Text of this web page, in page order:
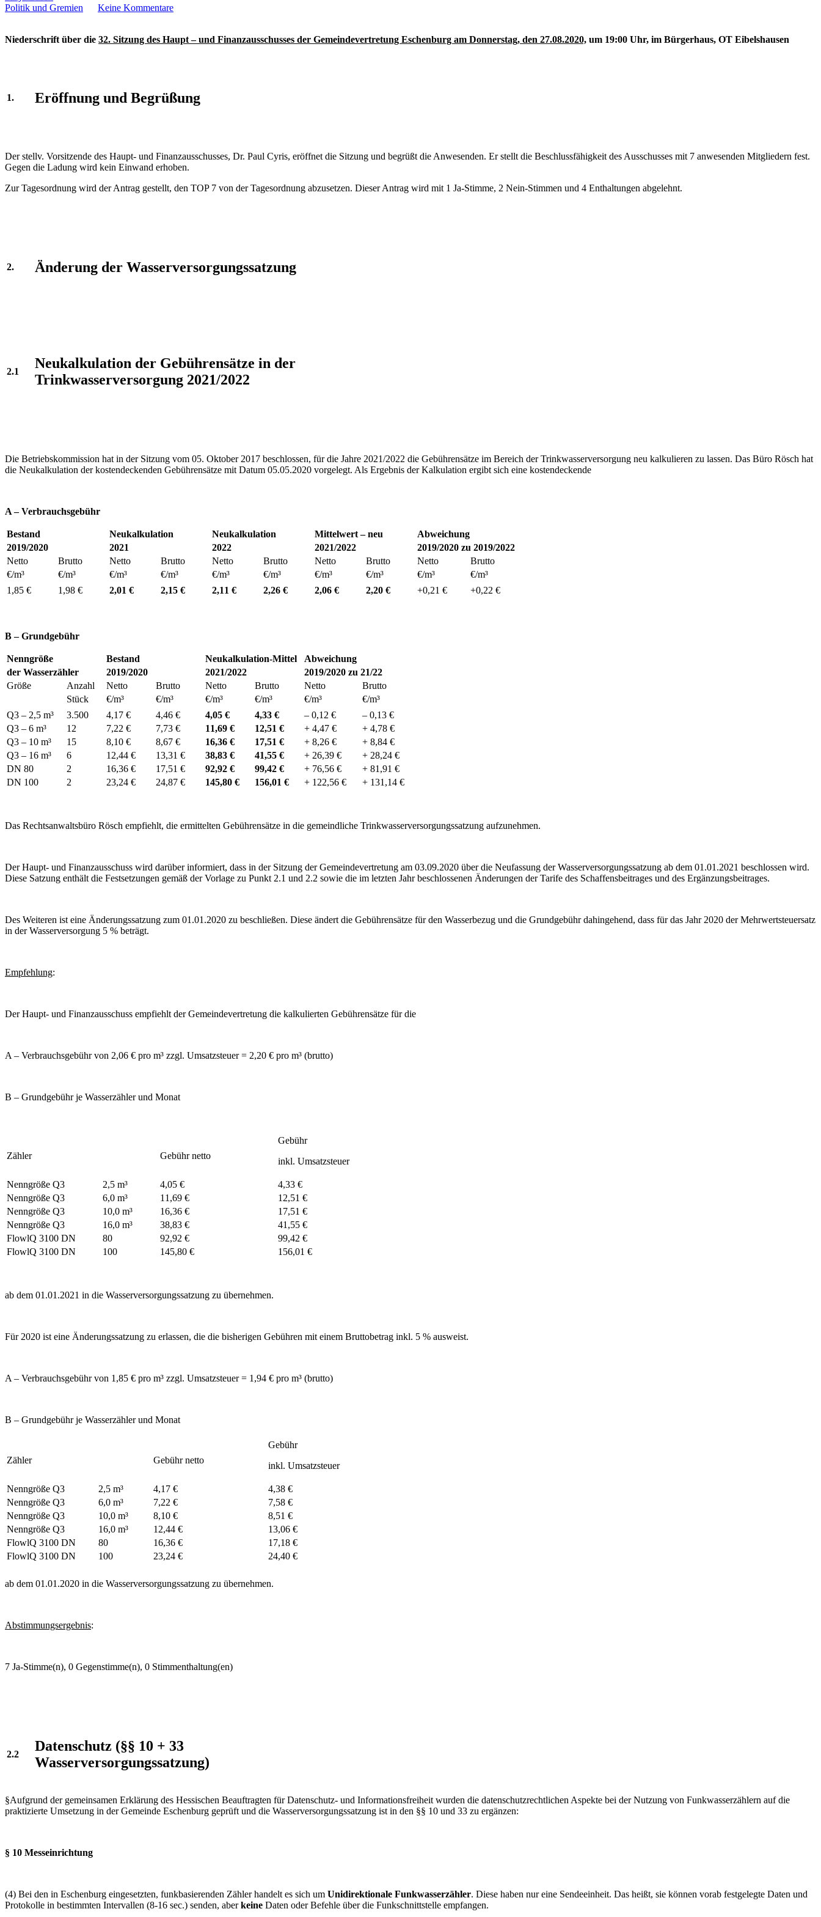
Politik und Gremien
Keine Kommentare
Niederschrift über die 32. Sitzung des Haupt – und Finanzausschusses der Gemeindevertretung Eschenburg am Donnerstag, den 27.08.2020, um 19:00 Uhr, im Bürgerhaus, OT Eibelshausen
1. Eröffnung und Begrüßung
Der stellv. Vorsitzende des Haupt- und Finanzausschusses, Dr. Paul Cyris, eröffnet die Sitzung und begrüßt die Anwesenden. Er stellt die Beschlussfähigkeit des Ausschusses mit 7 anwesenden Mitgliedern fest.
Gegen die Ladung wird kein Einwand erhoben.
Zur Tagesordnung wird der Antrag gestellt, den TOP 7 von der Tagesordnung abzusetzen. Dieser Antrag wird mit 1 Ja-Stimme, 2 Nein-Stimmen und 4 Enthaltungen abgelehnt.
2. Änderung der Wasserversorgungssatzung
2.1
Neukalkulation der Gebührensätze in der
Trinkwasserversorgung 2021/2022
Die Betriebskommission hat in der Sitzung vom 05. Oktober 2017 beschlossen, für die Jahre 2021/2022 die Gebührensätze im Bereich der Trinkwasserversorgung neu kalkulieren zu lassen. Das Büro Rösch hat
die Neukalkulation der kostendeckenden Gebührensätze mit Datum 05.05.2020 vorgelegt. Als Ergebnis der Kalkulation ergibt sich eine kostendeckende
A – Verbrauchsgebühr
Bestand Neukalkulation Neukalkulation Mittelwert – neu
Abweichung
2019/2020
2021 2022 2021/2022
2019/2020 zu 2019/2022
Netto
Brutto Netto Brutto Netto Brutto Netto Brutto Netto
Brutto
€/m³
€/m³ €/m³ €/m³ €/m³ €/m³ €/m³ €/m³ €/m³
€/m³
1,85 €
1,98 € 2,01 € 2,15 € 2,11 € 2,26 € 2,06 € 2,20 € +0,21 € +0,22 €
B – Grundgebühr
Nenngröße Bestand Neukalkulation-Mittel
Abweichung
der Wasserzähler
2019/2020 2021/2022
2019/2020 zu 21/22
Größe
Anzahl Netto Brutto Netto Brutto Netto
Brutto
Stück
€/m³ €/m³ €/m³ €/m³ €/m³
€/m³
Q3 – 2,5 m³
3.500 4,17 € 4,46 € 4,05 € 4,33 € – 0,12 €
– 0,13 €
Q3 – 6 m³
12 7,22 € 7,73 € 11,69 € 12,51 € + 4,47 €
+ 4,78 €
Q3 – 10 m³
15 8,10 € 8,67 € 16,36 € 17,51 € + 8,26 €
+ 8,84 €
Q3 – 16 m³
6 12,44 € 13,31 € 38,83 € 41,55 € + 26,39 €
+ 28,24 €
DN 80
2 16,36 € 17,51 € 92,92 € 99,42 € + 76,56 €
+ 81,91 €
DN 100
2 23,24 € 24,87 € 145,80 € 156,01 € + 122,56 € + 131,14 €
Das Rechtsanwaltsbüro Rösch empfiehlt, die ermittelten Gebührensätze in die gemeindliche Trinkwasserversorgungssatzung aufzunehmen.
Der Haupt- und Finanzausschuss wird darüber informiert, dass in der Sitzung der Gemeindevertretung am 03.09.2020 über die Neufassung der Wasserversorgungssatzung ab dem 01.01.2021 beschlossen wird.
Diese Satzung enthält die Festsetzungen gemäß der Vorlage zu Punkt 2.1 und 2.2 sowie die im letzten Jahr beschlossenen Änderungen der Tarife des Schaffensbeitrages und des Ergänzungsbeitrages.
Des Weiteren ist eine Änderungssatzung zum 01.01.2020 zu beschließen. Diese ändert die Gebührensätze für den Wasserbezug und die Grundgebühr dahingehend, dass für das Jahr 2020 der Mehrwertsteuersatz
in der Wasserversorgung 5 % beträgt.
Empfehlung:
Der Haupt- und Finanzausschuss empfiehlt der Gemeindevertretung die kalkulierten Gebührensätze für die
A – Verbrauchsgebühr von 2,06 € pro m³ zzgl. Umsatzsteuer = 2,20 € pro m³ (brutto)
B – Grundgebühr je Wasserzähler und Monat
Zähler Gebühr netto
Gebühr
inkl. Umsatzsteuer
Nenngröße Q3 2,5 m³ 4,05 €
4,33 €
Nenngröße Q3
6,0 m³ 11,69 €
12,51 €
Nenngröße Q3
10,0 m³ 16,36 €
17,51 €
Nenngröße Q3
16,0 m³ 38,83 €
41,55 €
FlowlQ 3100 DN
80 92,92 €
99,42 €
FlowlQ 3100 DN
100 145,80 € 156,01 €
ab dem 01.01.2021 in die Wasserversorgungssatzung zu übernehmen.
Für 2020 ist eine Änderungssatzung zu erlassen, die die bisherigen Gebühren mit einem Bruttobetrag inkl. 5 % ausweist.
A – Verbrauchsgebühr von 1,85 € pro m³ zzgl. Umsatzsteuer = 1,94 € pro m³ (brutto)
B – Grundgebühr je Wasserzähler und Monat
Zähler Gebühr netto
Gebühr
inkl. Umsatzsteuer
Nenngröße Q3 2,5 m³ 4,17 €
4,38 €
Nenngröße Q3
6,0 m³ 7,22 €
7,58 €
Nenngröße Q3
10,0 m³ 8,10 €
8,51 €
Nenngröße Q3
16,0 m³ 12,44 €
13,06 €
FlowlQ 3100 DN
80 16,36 €
17,18 €
FlowlQ 3100 DN
100 23,24 € 24,40 €
ab dem 01.01.2020 in die Wasserversorgungssatzung zu übernehmen.
Abstimmungsergebnis:
7 Ja-Stimme(n), 0 Gegenstimme(n), 0 Stimmenthaltung(en)
2.2
Datenschutz (§§ 10 + 33
Wasserversorgungssatzung)
§Aufgrund der gemeinsamen Erklärung des Hessischen Beauftragten für Datenschutz- und Informationsfreiheit wurden die datenschutzrechtlichen Aspekte bei der Nutzung von Funkwasserzählern auf die
praktizierte Umsetzung in der Gemeinde Eschenburg geprüft und die Wasserversorgungssatzung ist in den §§ 10 und 33 zu ergänzen:
§ 10 Messeinrichtung
(4) Bei den in Eschenburg eingesetzten, funkbasierenden Zähler handelt es sich um Unidirektionale Funkwasserzähler. Diese haben nur eine Sendeeinheit. Das heißt, sie können vorab festgelegte Daten und
Protokolle in bestimmten Intervallen (8-16 sec.) senden, aberkeine Daten oder Befehle über die Funkschnittstelle empfangen.